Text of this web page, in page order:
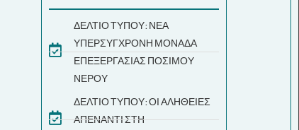
ΔΕΛΤΙΟ ΤΥΠΟΥ: ΝΕΑ
ΥΠΕΡΣΥΓΧΡΟΝΗ ΜΟΝΑΔΑ
ΕΠΕΞΕΡΓΑΣΙΑΣ ΠΟΣΙΜΟΥ
ΝΕΡΟΥ
ΔΕΛΤΙΟ ΤΥΠΟΥ: ΟΙ ΑΛΗΘΕΙΕΣ
ΑΠΕΝΑΝΤΙ ΣΤΗ